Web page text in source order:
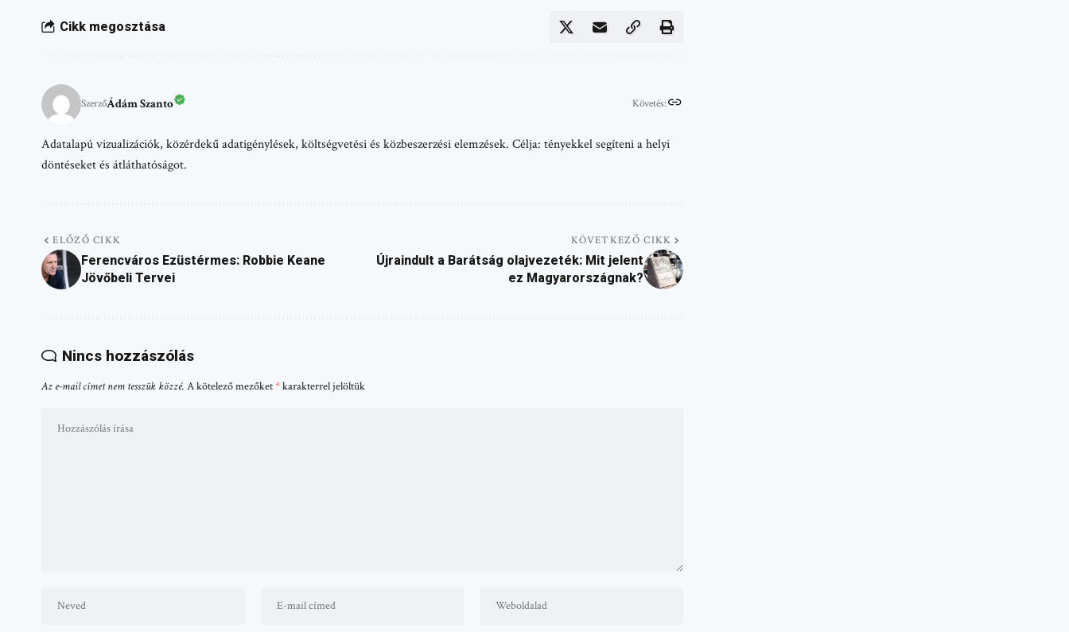
Cikk megosztása
SzerzőÁdám Szanto Követés:
Adatalapú vizualizációk, közérdekű adatigénylések, költségvetési és közbeszerzési elemzések. Célja: tényekkel segíteni a helyi
döntéseket és átláthatóságot.
ELŐZŐ CIKK
Ferencváros Ezüstérmes: Robbie Keane
Jövőbeli Tervei
KÖVETKEZŐ CIKK
Újraindult a Barátság olajvezeték: Mit jelent
ez Magyarországnak?
Nincs hozzászólás
Az e-mail címet nem tesszük közzé. A kötelező mezőket*karakterrel jelöltük